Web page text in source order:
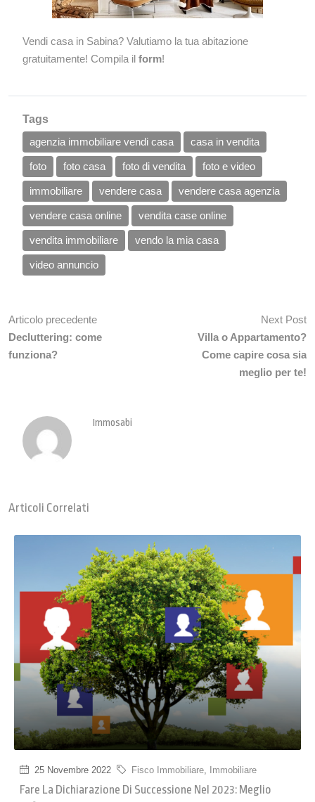
Vendi casa in Sabina? Valutiamo la tua abitazione
gratuitamente! Compila il form!
Tags
agenzia immobiliare vendi casa
casa in vendita
foto foto casa foto di vendita foto e video
immobiliare vendere casa vendere casa agenzia
vendere casa online vendita case online
vendita immobiliare vendo la mia casa
video annuncio
Articolo precedente
Decluttering: come
funziona?
Next Post
Villa o Appartamento?
Come capire cosa sia
meglio per te!
Immosabi
Articoli Correlati
25 Novembre 2022 Fisco Immobiliare, Immobiliare
Fare La Dichiarazione Di Successione Nel 2023: Meglio